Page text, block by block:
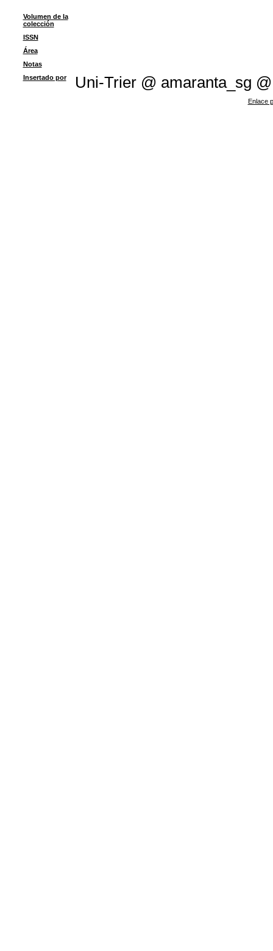
Volumen de la
colección
ISSN
Área
Notas
Insertado por
Uni-Trier @ amaranta_sg @
Enlace